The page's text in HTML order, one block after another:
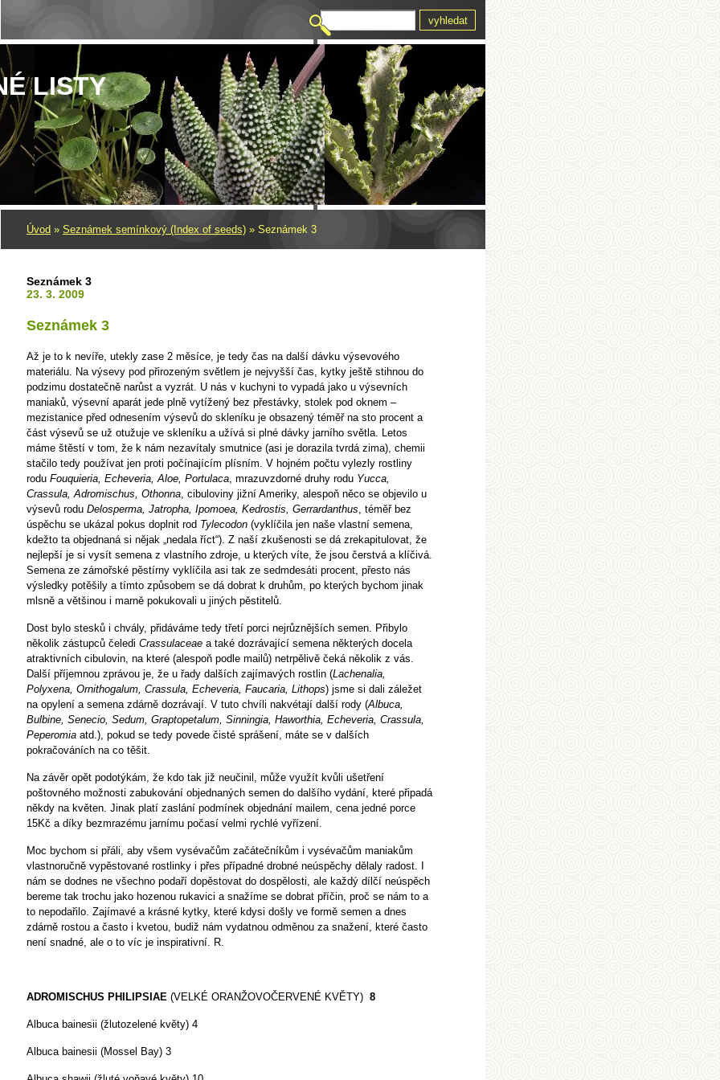
LISTY
Úvod » Seznámek semínkový (Index of seeds) » Seznámek 3
Seznámek 3
23. 3. 2009
Seznámek 3
Až je to k nevíře, utekly zase 2 měsíce, je tedy čas na další dávku výsevového
materiálu. Na výsevy pod přirozeným světlem je nejvyšší čas, kytky ještě stihnou do
podzimu dostatečně narůst a vyzrát. U nás v kuchyni to vypadá jako u výsevních
maniaků, výsevní aparát jede plně vytížený bez přestávky, stolek pod oknem –
mezistanice před odnesením výsevů do skleníku je obsazený téměř na sto procent a
část výsevů se už otužuje ve skleníku a užívá si plné dávky jarního světla. Letos
máme štěstí v tom, že k nám nezavítaly smutnice (asi je dorazila tvrdá zima), chemii
stačilo tedy používat jen proti počínajícím plísním. V hojném počtu vylezly rostliny
rodu Fouquieria, Echeveria, Aloe, Portulaca, mrazuvzdorné druhy rodu Yucca,
Crassula, Adromischus, Othonna, cibuloviny jižní Ameriky, alespoň něco se objevilo u
výsevů rodu Delosperma, Jatropha, Ipomoea, Kedrostis, Gerrardanthus, téměř bez
úspěchu se ukázal pokus doplnit rod Tylecodon (vyklíčila jen naše vlastní semena,
kdežto ta objednaná si nějak „nedala říct“). Z naší zkušenosti se dá zrekapitulovat, že
nejlepší je si vysít semena z vlastního zdroje, u kterých víte, že jsou čerstvá a klíčivá.
Semena ze zámořské pěstírny vyklíčila asi tak ze sedmdesáti procent, přesto nás
výsledky potěšily a tímto způsobem se dá dobrat k druhům, po kterých bychom jinak
mlsně a většinou i marně pokukovali u jiných pěstitelů.
Dost bylo stesků i chvály, přidáváme tedy třetí porci nejrůznějších semen. Přibylo
několik zástupců čeledi Crassulaceae a také dozrávající semena některých docela
atraktivních cibulovin, na které (alespoň podle mailů) netrpělivě čeká několik z vás.
Další příjemnou zprávou je, že u řady dalších zajímavých rostlin (Lachenalia,
Polyxena, Ornithogalum, Crassula, Echeveria, Faucaria, Lithops) jsme si dali záležet
na opylení a semena zdárně dozrávají. V tuto chvíli nakvétají další rody (Albuca,
Bulbine, Senecio, Sedum, Graptopetalum, Sinningia, Haworthia, Echeveria, Crassula,
Peperomia atd.), pokud se tedy povede čisté sprášení, máte se v dalších
pokračováních na co těšit.
Na závěr opět podotýkám, že kdo tak již neučinil, může využít kvůli ušetření
poštovného možnosti zabukování objednaných semen do dalšího vydání, které připadá
někdy na květen. Jinak platí zaslání podmínek objednání mailem, cena jedné porce
15Kč a díky bezmrazému jarnímu počasí velmi rychlé vyřízení.
Moc bychom si přáli, aby všem vysévačům začátečníkům i vysévačům maniakům
vlastnoručně vypěstované rostlinky i přes případné drobné neúspěchy dělaly radost. I
nám se dodnes ne všechno podaří dopěstovat do dospělosti, ale každý dílčí neúspěch
bereme tak trochu jako hozenou rukavici a snažíme se dobrat příčin, proč se nám to a
to nepodařilo. Zajímavé a krásné kytky, které kdysi došly ve formě semen a dnes
zdárně rostou a často i kvetou, budiž nám vydatnou odměnou za snažení, které často
není snadné, ale o to víc je inspirativní. R.
ADROMISCHUS PHILIPSIAE (VELKÉ ORANŽOVOČERVENÉ KVĚTY) 8
Albuca bainesii (žlutozelené květy) 4
Albuca bainesii (Mossel Bay) 3